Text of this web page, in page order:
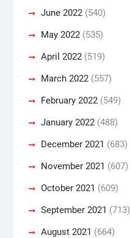
June 2022(540)
May 2022(535)
April 2022(519)
March 2022(557)
February 2022(549)
January 2022(488)
December 2021 (683)
November 2021 (607)
October 2021 (609)
September 2021 (713)
August 2021 (664)